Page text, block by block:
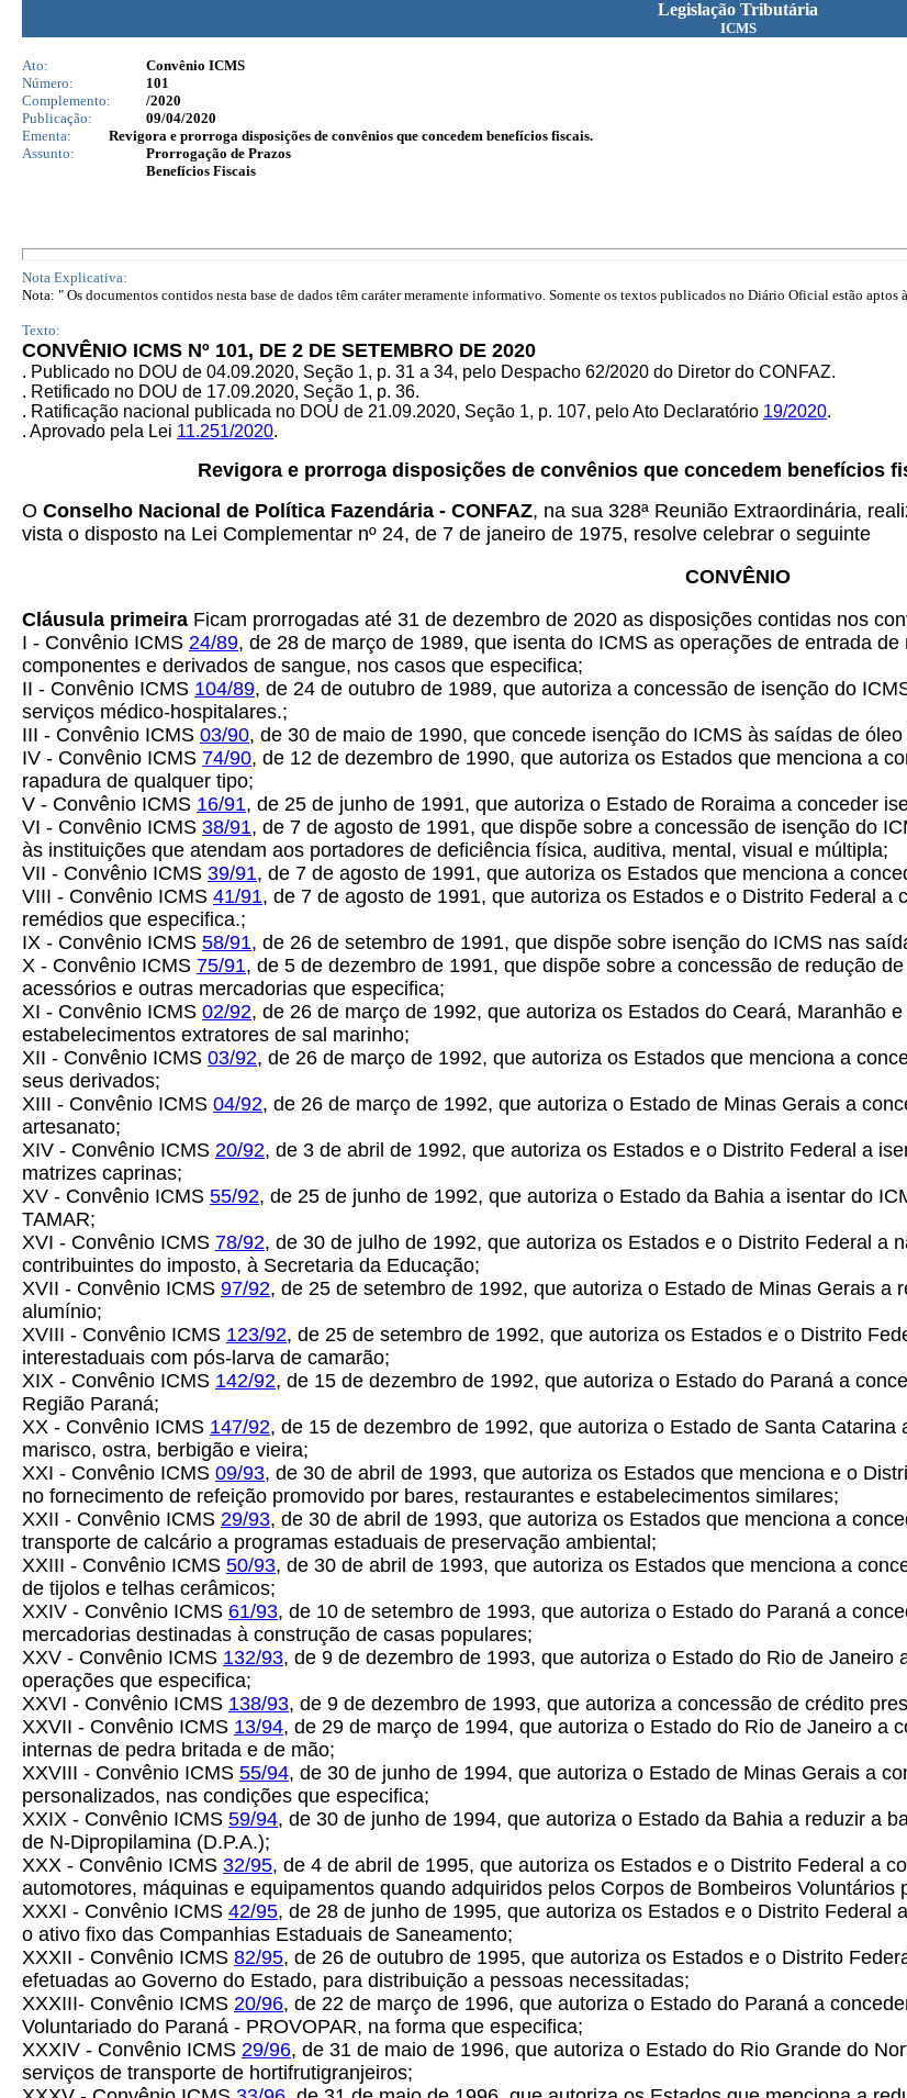
Legislação Tributária
ICMS
Ato:
Convênio ICMS
Número:
101
Complemento:
/2020
Publicação:
09/04/2020
Ementa:
Revigora e prorroga disposições de convênios que concedem benefícios fiscais.
Assunto:
Prorrogação de Prazos
Benefícios Fiscais
Nota Explicativa:
Nota: " Os documentos contidos nesta base de dados têm caráter meramente informativo. Somente os textos publicados no Diário Oficial estão aptos
Texto:
CONVÊNIO ICMS Nº 101, DE 2 DE SETEMBRO DE 2020
. Publicado no DOU de 04.09.2020, Seção 1, p. 31 a 34, pelo Despacho 62/2020 do Diretor do CONFAZ.
. Retificado no DOU de 17.09.2020, Seção 1, p. 36.
. Ratificação nacional publicada no DOU de 21.09.2020, Seção 1, p. 107, pelo Ato Declaratório 19/2020.
. Aprovado pela Lei 11.251/2020.
Revigora e prorroga disposições de convênios que concedem benefícios
O Conselho Nacional de Política Fazendária - CONFAZ, na sua 328ª Reunião Extraordinária,
vista o disposto na Lei Complementar nº 24, de 7 de janeiro de 1975, resolve celebrar o seguinte
CONVÊNIO
Cláusula primeira Ficam prorrogadas até 31 de dezembro de 2020 as disposições contidas nos
I - Convênio ICMS 24/89, de 28 de março de 1989, que isenta do ICMS as operações de entrada
componentes e derivados de sangue, nos casos que especifica;
II - Convênio ICMS 104/89, de 24 de outubro de 1989, que autoriza a concessão de isenção do
serviços médico-hospitalares.;
III - Convênio ICMS 03/90, de 30 de maio de 1990, que concede isenção do ICMS às saídas de
IV - Convênio ICMS 74/90, de 12 de dezembro de 1990, que autoriza os Estados que menciona a
rapadura de qualquer tipo;
V - Convênio ICMS 16/91, de 25 de junho de 1991, que autoriza o Estado de Roraima a conceder
VI - Convênio ICMS 38/91, de 7 de agosto de 1991, que dispõe sobre a concessão de isenção do
às instituições que atendam aos portadores de deficiência física, auditiva, mental, visual e múltipla;
VII - Convênio ICMS 39/91, de 7 de agosto de 1991, que autoriza os Estados que menciona a
VIII - Convênio ICMS 41/91, de 7 de agosto de 1991, que autoriza os Estados e o Distrito Federal
remédios que especifica.;
IX - Convênio ICMS 58/91, de 26 de setembro de 1991, que dispõe sobre isenção do ICMS nas
X - Convênio ICMS 75/91, de 5 de dezembro de 1991, que dispõe sobre a concessão de redução
acessórios e outras mercadorias que especifica;
XI - Convênio ICMS 02/92, de 26 de março de 1992, que autoriza os Estados do Ceará, Maranhão
estabelecimentos extratores de sal marinho;
XII - Convênio ICMS 03/92, de 26 de março de 1992, que autoriza os Estados que menciona a
seus derivados;
XIII - Convênio ICMS 04/92, de 26 de março de 1992, que autoriza o Estado de Minas Gerais a
artesanato;
XIV - Convênio ICMS 20/92, de 3 de abril de 1992, que autoriza os Estados e o Distrito Federal a
matrizes caprinas;
XV - Convênio ICMS 55/92, de 25 de junho de 1992, que autoriza o Estado da Bahia a isentar do
TAMAR;
XVI - Convênio ICMS 78/92, de 30 de julho de 1992, que autoriza os Estados e o Distrito Federal a
contribuintes do imposto, à Secretaria da Educação;
XVII - Convênio ICMS 97/92, de 25 de setembro de 1992, que autoriza o Estado de Minas Gerais
alumínio;
XVIII - Convênio ICMS 123/92, de 25 de setembro de 1992, que autoriza os Estados e o Distrito
interestaduais com pós-larva de camarão;
XIX - Convênio ICMS 142/92, de 15 de dezembro de 1992, que autoriza o Estado do Paraná a
Região Paraná;
XX - Convênio ICMS 147/92, de 15 de dezembro de 1992, que autoriza o Estado de Santa
marisco, ostra, berbigão e vieira;
XXI - Convênio ICMS 09/93, de 30 de abril de 1993, que autoriza os Estados que menciona e o
no fornecimento de refeição promovido por bares, restaurantes e estabelecimentos similares;
XXII - Convênio ICMS 29/93, de 30 de abril de 1993, que autoriza os Estados que menciona a
transporte de calcário a programas estaduais de preservação ambiental;
XXIII - Convênio ICMS 50/93, de 30 de abril de 1993, que autoriza os Estados que menciona a
de tijolos e telhas cerâmicos;
XXIV - Convênio ICMS 61/93, de 10 de setembro de 1993, que autoriza o Estado do Paraná a
mercadorias destinadas à construção de casas populares;
XXV - Convênio ICMS 132/93, de 9 de dezembro de 1993, que autoriza o Estado do Rio de
operações que especifica;
XXVI - Convênio ICMS 138/93, de 9 de dezembro de 1993, que autoriza a concessão de crédito
XXVII - Convênio ICMS 13/94, de 29 de março de 1994, que autoriza o Estado do Rio de Janeiro a
internas de pedra britada e de mão;
XXVIII - Convênio ICMS 55/94, de 30 de junho de 1994, que autoriza o Estado de Minas Gerais a
personalizados, nas condições que especifica;
XXIX - Convênio ICMS 59/94, de 30 de junho de 1994, que autoriza o Estado da Bahia a reduzir a
de N-Dipropilamina (D.P.A.);
XXX - Convênio ICMS 32/95, de 4 de abril de 1995, que autoriza os Estados e o Distrito Federal a
automotores, máquinas e equipamentos quando adquiridos pelos Corpos de Bombeiros
XXXI - Convênio ICMS 42/95, de 28 de junho de 1995, que autoriza os Estados e o Distrito
o ativo fixo das Companhias Estaduais de Saneamento;
XXXII - Convênio ICMS 82/95, de 26 de outubro de 1995, que autoriza os Estados e o Distrito
efetuadas ao Governo do Estado, para distribuição a pessoas necessitadas;
XXXIII- Convênio ICMS 20/96, de 22 de março de 1996, que autoriza o Estado do Paraná a
Voluntariado do Paraná - PROVOPAR, na forma que especifica;
XXXIV - Convênio ICMS 29/96, de 31 de maio de 1996, que autoriza o Estado do Rio Grande do
serviços de transporte de hortifrutigranjeiros;